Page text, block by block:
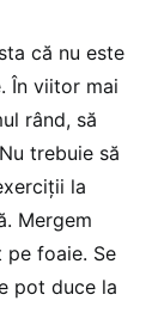
că nu este
În viitor mai
rând, să
trebuie să
la
Mergem
pe foaie. Se
pot duce la